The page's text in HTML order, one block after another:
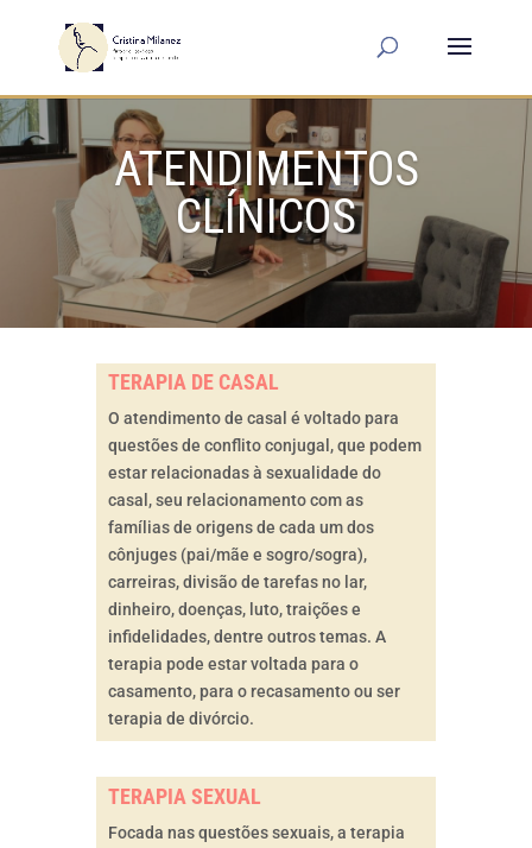
ATENDIMENTOS
CLÍNICOS
TERAPIA DE CASAL
O atendimento de casal é voltado para
questões de conflito conjugal, que podem
estar relacionadas à sexualidade do
casal, seu relacionamento com as
famílias de origens de cada um dos
cônjuges (pai/mãe e sogro/sogra),
carreiras, divisão de tarefas no lar,
dinheiro, doenças, luto, traições e
infidelidades, dentre outros temas. A
terapia pode estar voltada para o
casamento, para o recasamento ou ser
terapia de divórcio.
TERAPIA SEXUAL
Focada nas questões sexuais, a terapia